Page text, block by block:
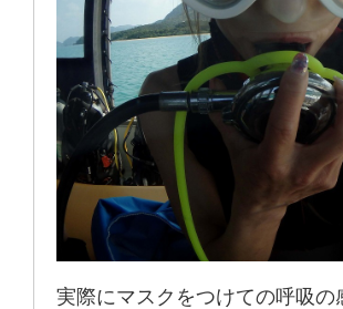
実際にマスクをつけての呼吸